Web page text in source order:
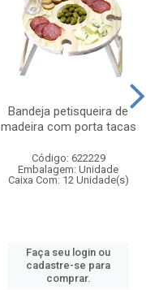
Bandeja petisqueira de
madeira com porta tacas
Código: 622229
Embalagem: Unidade
Caixa Com: 12 Unidade(s)
Faça seu login ou
cadastre-se para
comprar.